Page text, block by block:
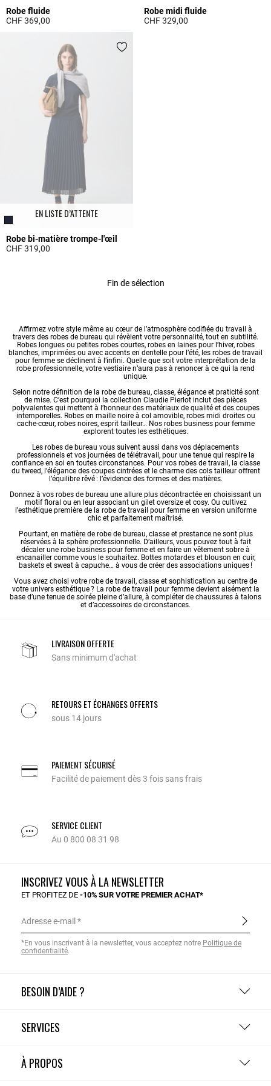
Robe fluide
CHF 369,00
Robe midi fluide
CHF 329,00
EN LISTE D’ATTENTE
Robe bi-matière trompe-l'œil
CHF 319,00
Fin de sélection
Affirmez votre style même au cœur de l’atmosphère codifiée du travail à
travers des robes de bureau qui révèlent votre personnalité, tout en subtilité.
Robes longuesou petites robes courtes, robes en laines pour l’hiver, robes
blanches, imprimées ou avec accents en dentelle pour l’été, les robes de travail
pour femme se déclinent à l’infini. Quelle que soit votre interprétation de la
robe professionnelle, votre vestiaire n’aura pas à renoncer à ce qui la rend
unique.
Selon notre définition de la robe de bureau, classe, élégance et praticité sont
de mise. C’est pourquoi la collection Claudie Pierlot inclut des pièces
polyvalentes qui mettent à l’honneur des matériaux de qualité et des coupes
intemporelles. Robes en maillenoire à col amovible, robes midi droites ou
cache-cœur, robes noires, esprit tailleur… Nos robes business pour femme
explorent toutes les esthétiques.
Les robes de bureau vous suivent aussi dans vos déplacements
professionnels et vos journées de télétravail, pour une tenue qui respire la
confiance en soi en toutes circonstances. Pour vos robes de travail, la classe
du tweed, l’élégance des coupes cintrées et le charme des cols tailleur offrent
l’équilibre rêvé : l’évidence des formes et des matières.
Donnez à vos robes de bureau une allure plus décontractée en choisissant un
motif floral ou en leur associant un gilet oversize et cosy. Ou cultivez
l’esthétique première de la robe de travail pour femme en version uniforme
chic et parfaitement maîtrisé.
Pourtant, en matière de robe de bureau, classe et prestance ne sont plus
réservées à la sphère professionnelle. D’ailleurs, vous pouvez tout à fait
décaler une robe business pour femme et en faire un vêtement sobre à
encanailler comme vous le souhaitez. Bottes motardes et blouson en cuir,
baskets et sweat à capuche… à vous de créer des associations uniques !
Vous avez choisi votre robe de travail, classe et sophistication au centre de
votre univers esthétique ? La robe de travail pour femme devient aisément la
base d’une tenue de soirée pleine d’allure, à compléter de chaussures à talons
et d’accessoires de circonstances.
LIVRAISON OFFERTE
Sans minimum d'achat
RETOURS ET ÉCHANGES OFFERTS
sous 14 jours
PAIEMENT SÉCURISÉ
Facilité de paiement dès 3 fois sans frais
SERVICE CLIENT
Au 0 800 08 31 98
BESOIN D’AIDE ?
SERVICES
À PROPOS
INSCRIVEZ VOUS À LA NEWSLETTER
ET PROFITEZ DE-10% SUR VOTRE PREMIER ACHAT*
Adresse e-mail
*En vous inscrivant à la newsletter, vous acceptez notre Politique de
confidentialité.